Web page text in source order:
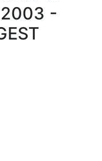
2003 -